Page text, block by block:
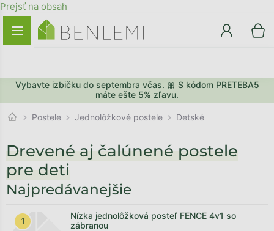
Prejsť na obsah
Vybavte izbičku do septembra včas. 🎀 S kódom PRETEBA5
máte ešte 5% zľavu.
Postele Jednolôžkové postele Detské
Drevené aj čalúnené postele
pre deti
Najpredávanejšie
Nízka jednolôžková posteľ FENCE 4v1 so
zábranou